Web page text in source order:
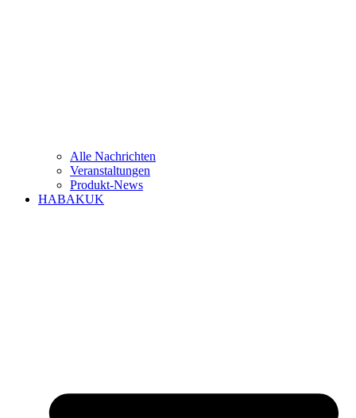
Alle Nachrichten
Veranstaltungen
Produkt-News
HABAKUK